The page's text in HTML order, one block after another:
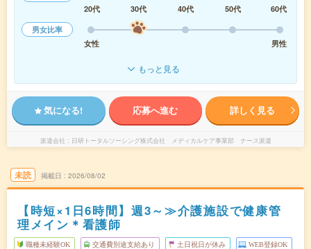
20代
30代 40代 50代
60代
男女比率
女性
男性
もっと見る
気になる! 応募へ進む 詳しく見る
派遣会社 日研トータルソーシング株式会社 メディカルケア事業部 ナース派遣
未読 掲載日 2026/08/02
【時短×1日6時間】週3～≫介護施設で健康管
理メイン＊看護師
職種未経験OK 交通費別途支給あり 土日祝日が休み WEB登録OK